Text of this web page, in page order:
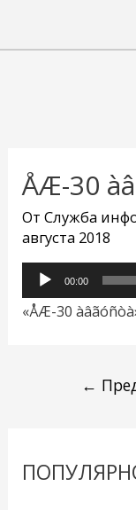
ÅÆ-30
ОтСлужба
августа 2018
Аудиоплеер
00:00
«ÅÆ-30
записям
←